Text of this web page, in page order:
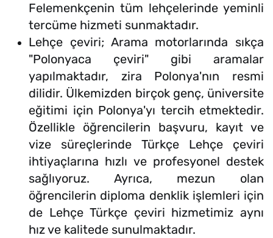
Felemenkçenin tüm lehçelerinde yeminli
tercüme hizmeti sunmaktadır.
Lehçe çeviri; Arama motorlarında sıkça
"Polonyaca çeviri" gibi aramalar
yapılmaktadır, zira Polonya'nın resmi
dilidir. Ülkemizden birçok genç, üniversite
eğitimi için Polonya'yı tercih etmektedir.
Özellikle öğrencilerin başvuru, kayıt ve
vize süreçlerinde Türkçe Lehçe çeviri
ihtiyaçlarına hızlı ve profesyonel destek
sağlıyoruz. Ayrıca, mezun olan
öğrencilerin diploma denklik işlemleri için
de Lehçe Türkçe çeviri hizmetimiz aynı
hız ve kalitede sunulmaktadır.